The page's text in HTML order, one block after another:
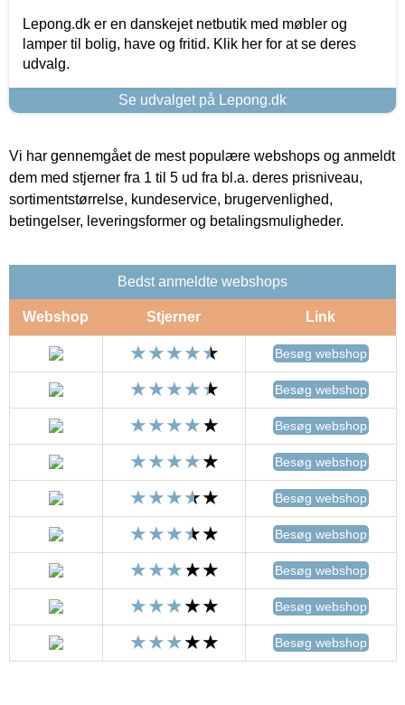
Lepong.dk er en danskejet netbutik med møbler og
lamper til bolig, have og fritid. Klik her for at se deres
udvalg.
Se udvalget på Lepong.dk
Vi har gennemgået de mest populære webshops og anmeldt
dem med stjerner fra 1 til 5 ud fra bl.a. deres prisniveau,
sortimentstørrelse, kundeservice, brugervenlighed,
betingelser, leveringsformer og betalingsmuligheder.
Bedst anmeldte webshops
Webshop Stjerner Link
Besøg webshop
Besøg webshop
Besøg webshop
Besøg webshop
Besøg webshop
Besøg webshop
Besøg webshop
Besøg webshop
Besøg webshop